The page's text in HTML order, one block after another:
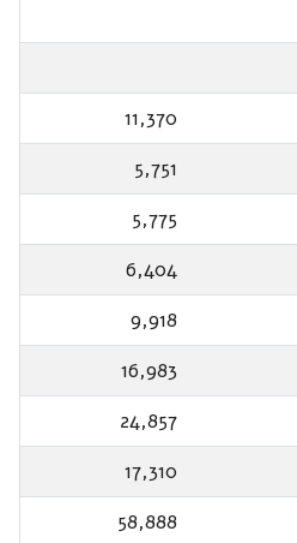
11,370
5,751
5,775
6,404
9,918
16,983
24,857
17,310
58,888